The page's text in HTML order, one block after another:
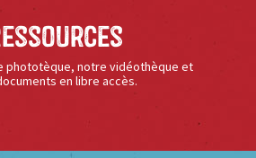
phototèque, notre vidéothèque et
en libre accès.